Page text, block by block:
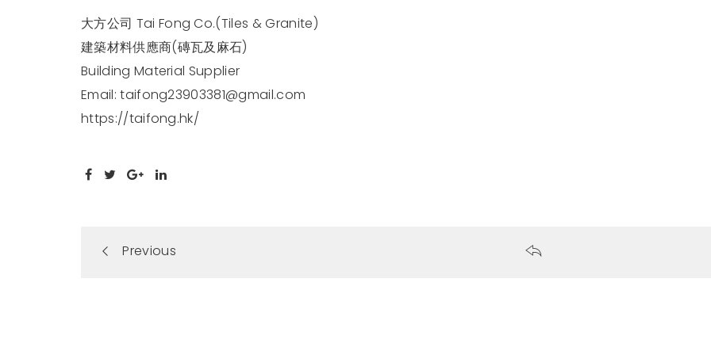
大方公司 Tai Fong Co.(Tiles & Granite)
建築材料供應商(磚瓦及麻石)
Building Material Supplier
Email:taifong23903381@gmail.com
https://taifong.hk/
Portfolio
Previous